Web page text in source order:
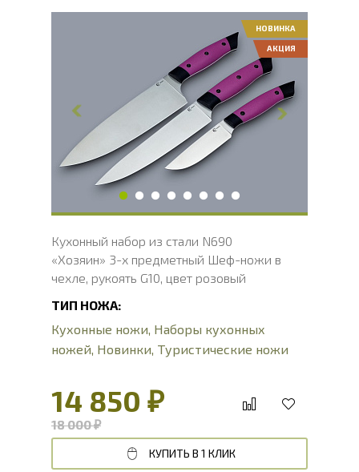
302, 294, 207
184, 165, 98
Ширина клинка, мм
49, 34, 24
Толщина обуха, мм
2.1
Длина рукояти, мм
118, 129, 109
Твердость клинка, HRC
Вес, г
НОВИНКА
АКЦИЯ
Кухонный набор из стали N690
«Хозяин» 3-х предметный Шеф-ножи в
чехле, рукоять G10, цвет розовый
ТИП НОЖА:
Кухонные ножи, Наборы кухонных
ножей, Новинки, Туристические ножи
14 850 ₽
18 000 ₽
КУПИТЬ В 1 КЛИК